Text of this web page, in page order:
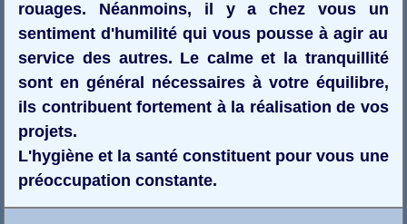
rouages. Néanmoins, il y a chez vous un
sentiment d'humilité qui vous pousse à agir au
service des autres. Le calme et la tranquillité
sont en général nécessaires à votre équilibre,
ils contribuent fortement à la réalisation de vos
projets.
L'hygiène et la santé constituent pour vous une
préoccupation constante.